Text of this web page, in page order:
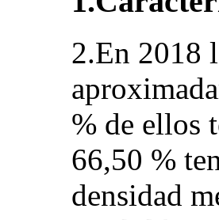
2.En 2018
% de ellos
66,50 %
densidad